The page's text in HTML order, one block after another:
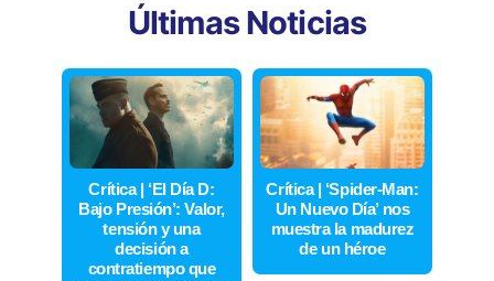
Últimas Noticias
Crítica | ‘El Día D:
Bajo Presión’: Valor,
tensión y una
decisión a
contratiempo que
Crítica | ‘Spider-Man:
Un Nuevo Día’ nos
muestra la madurez
de un héroe